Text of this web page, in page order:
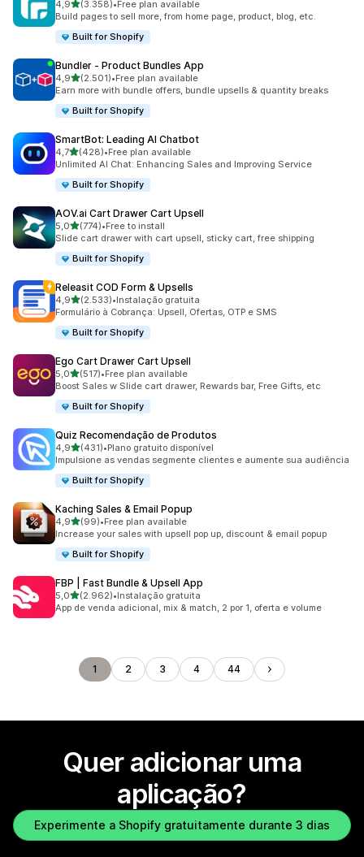
4,9de 5 estrelas
(3.358)
3358 total de avaliações
•Free plan available
Build pages to sell more, from home page, product, blog, etc.
Built for Shopify
Bundler ‑ Product Bundles App
4,9de 5 estrelas
(2.501)
2501 total de avaliações
•Free plan available
Earn more with bundle offers, bundle upsells & quantity breaks
Built for Shopify
SmartBot: Leading AI Chatbot
4,7de 5 estrelas
(428)
428 total de avaliações
•Free plan available
Unlimited AI Chat: Enhancing Sales and Improving Service
Built for Shopify
AOV.ai Cart Drawer Cart Upsell
5,0de 5 estrelas
(774)
774 total de avaliações
•Free to install
Slide cart drawer with cart upsell, sticky cart, free shipping
Built for Shopify
Releasit COD Form & Upsells
4,9de 5 estrelas
(2.533)
2533 total de avaliações
•Instalação gratuita
Formulário à Cobrança: Upsell, Ofertas, OTP e SMS
Built for Shopify
Ego Cart Drawer Cart Upsell
5,0de 5 estrelas
(517)
517 total de avaliações
•Free plan available
Boost Sales w Slide cart drawer, Rewards bar, Free Gifts, etc
Built for Shopify
Quiz Recomendação de Produtos
4,9de 5 estrelas
(431)
431 total de avaliações
•Plano gratuito disponível
Impulsione as vendas segmente clientes e aumente sua audiência
Built for Shopify
Kaching Sales & Email Popup
4,9de 5 estrelas
(99)
99 total de avaliações
•Free plan available
Increase your sales with upsell pop up, discount & email popup
Built for Shopify
FBP | Fast Bundle & Upsell App
5,0de 5 estrelas
(2.962)
2962 total de avaliações
•Instalação gratuita
App de venda adicional, mix & match, 2 por 1, oferta e volume
1 2 3 4 44
Quer adicionar uma
aplicação?
Experimente a Shopify gratuitamente durante 3 dias